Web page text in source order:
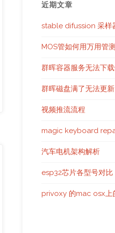
近期文章
stable difussion 采样
MOS管如何用万用管
群晖容器服务无法下
群晖磁盘满了无法更新
视频推流流程
magic keyboard
汽车电机架构解析
esp32芯片各型号对比
privoxy 的mac osx上